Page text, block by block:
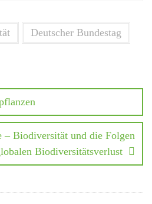
Deutscher Bundestag
– Biodiversität und die Folgen
Biodiversitätsverlust